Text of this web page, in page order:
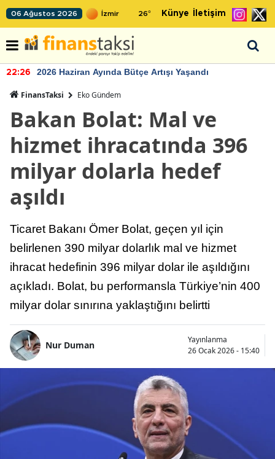
06 Ağustos 2026 26° Künye İletişim
22:26 2026 Haziran Ayında Bütçe Artışı Yaşandı
FinansTaksi Eko Gündem
Bakan Bolat: Mal ve
hizmet ihracatında 396
milyar dolarla hedef
aşıldı
Ticaret Bakanı Ömer Bolat, geçen yıl için
belirlenen 390 milyar dolarlık mal ve hizmet
ihracat hedefinin 396 milyar dolar ile aşıldığını
açıkladı. Bolat, bu performansla Türkiye’nin 400
milyar dolar sınırına yaklaştığını belirtti
Nur Duman
Yayınlanma
26 Ocak 2026 - 15:40